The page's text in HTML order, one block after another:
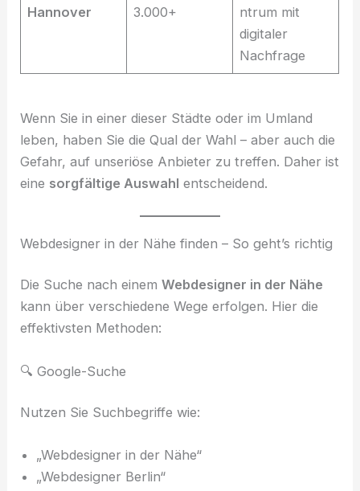
Hannover 3.000+
ntrum mit
digitaler
Nachfrage
Wenn Sie in einer dieser Städte oder im Umland
leben, haben Sie die Qual der Wahl – aber auch die
Gefahr, auf unseriöse Anbieter zu treffen. Daher ist
eine sorgfältige Auswahl entscheidend.
Webdesigner in der Nähe finden – So geht’s richtig
Die Suche nach einemWebdesigner in der Nähe
kann über verschiedene Wege erfolgen. Hier die
effektivsten Methoden:
🔍 Google-Suche
Nutzen Sie Suchbegriffe wie:
„Webdesigner in der Nähe“
„Webdesigner Berlin“